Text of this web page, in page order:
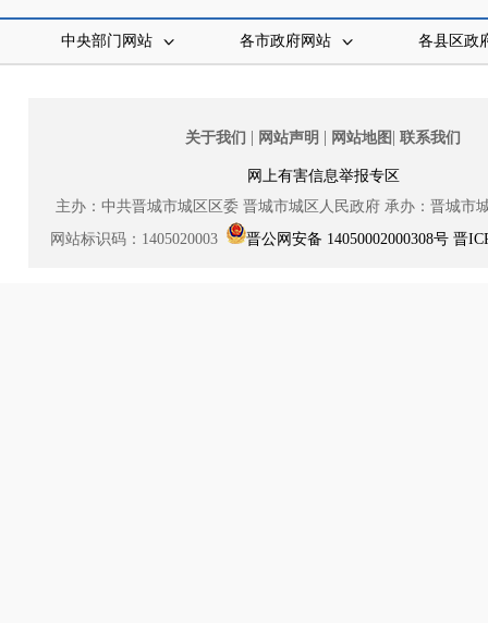
中央部门网站 各市政府网站 各县区政
关于我们 | 网站声明 | 网站地图 | 联系我们
网上有害信息举报专区
主办：中共晋城市城区区委 晋城市城区人民政府 承办：晋城市
网站标识码：1405020003
晋公网安备 14050002000308号 晋